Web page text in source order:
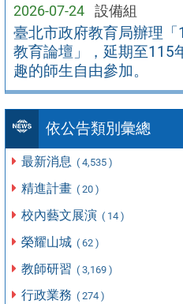
2026-07-24 設備組
臺北市政府教育局辦理
教育論壇」，延期至115
趣的師生自由參加。
依公告類別彙總
最新消息 ( 4,535 )
精進計畫 ( 20 )
校內藝文展演 ( 14 )
榮耀山城 ( 62 )
教師研習 ( 3,169 )
行政業務 ( 274 )